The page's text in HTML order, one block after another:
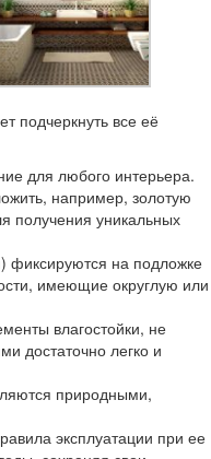
подчеркнуть все её
для любого интерьера.
например, золотую
получения уникальных
фиксируются на подложке
имеющие округлую или
влагостойки, не
достаточно легко и
природными,
эксплуатации при ее